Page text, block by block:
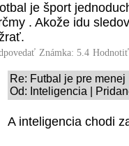
je šport
. Akože idu
Známka: 5.4
Re: Futbal je pre
Od: Inteligencia |
A inteligencia chodi